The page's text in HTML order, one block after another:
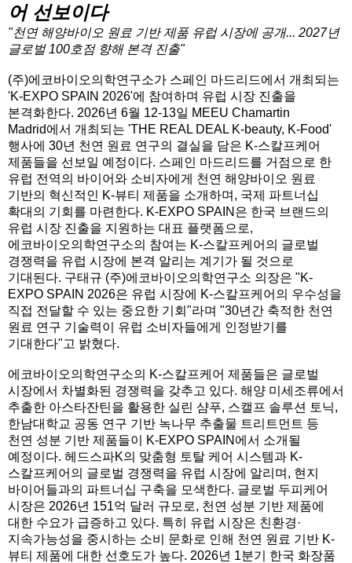
어 선보이다
"천연 해양바이오 원료 기반 제품 유럽 시장에 공개... 2027년
글로벌 100호점 향해 본격 진출"
(주)에코바이오의학연구소가 스페인 마드리드에서 개최되는
'K-EXPO SPAIN 2026'에 참여하며 유럽 시장 진출을
본격화한다. 2026년 6월 12-13일 MEEU Chamartin
Madrid에서 개최되는 'THE REAL DEAL K-beauty, K-Food'
행사에 30년 천연 원료 연구의 결실을 담은 K-스칼프케어
제품들을 선보일 예정이다. 스페인 마드리드를 거점으로 한
유럽 전역의 바이어와 소비자에게 천연 해양바이오 원료
기반의 혁신적인 K-뷰티 제품을 소개하며, 국제 파트너십
확대의 기회를 마련한다. K-EXPO SPAIN은 한국 브랜드의
유럽 시장 진출을 지원하는 대표 플랫폼으로,
에코바이오의학연구소의 참여는 K-스칼프케어의 글로벌
경쟁력을 유럽 시장에 본격 알리는 계기가 될 것으로
기대된다. 구태규 (주)에코바이오의학연구소 의장은 "K-
EXPO SPAIN 2026은 유럽 시장에 K-스칼프케어의 우수성을
직접 전달할 수 있는 중요한 기회"라며 "30년간 축적한 천연
원료 연구 기술력이 유럽 소비자들에게 인정받기를
기대한다"고 밝혔다.
에코바이오의학연구소의 K-스칼프케어 제품들은 글로벌
시장에서 차별화된 경쟁력을 갖추고 있다. 해양 미세조류에서
추출한 아스타잔틴을 활용한 실린 샴푸, 스캘프 솔루션 토닉,
한남대학교 공동 연구 기반 녹나무 추출물 트리트먼트 등
천연 성분 기반 제품들이 K-EXPO SPAIN에서 소개될
예정이다. 헤드스파K의 맞춤형 토탈 케어 시스템과 K-
스칼프케어의 글로벌 경쟁력을 유럽 시장에 알리며, 현지
바이어들과의 파트너십 구축을 모색한다. 글로벌 두피케어
시장은 2026년 151억 달러 규모로, 천연 성분 기반 제품에
대한 수요가 급증하고 있다. 특히 유럽 시장은 친환경·
지속가능성을 중시하는 소비 문화로 인해 천연 원료 기반 K-
뷰티 제품에 대한 선호도가 높다. 2026년 1분기 한국 화장품